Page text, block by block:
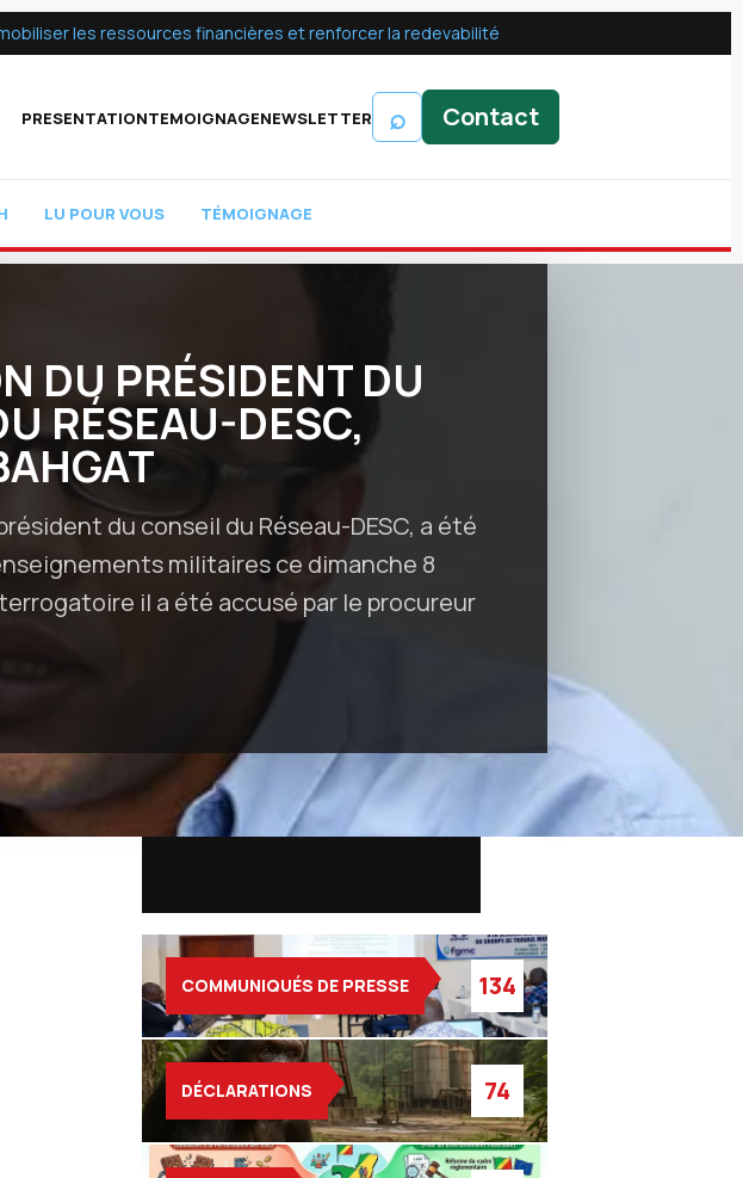
les ressources financières et renforcer la redevabilité
PRESENTATIONTEMOIGNAGENEWSLETTER ⌕ Contact
LU POUR VOUS TÉMOIGNAGE
DU PRÉSIDENT DU
RÉSEAU-DESC,
du conseil du Réseau-DESC, a été
militaires ce dimanche 8
il a été accusé par le procureur
COMMUNIQUÉS DE PRESSE 134
DÉCLARATIONS 74